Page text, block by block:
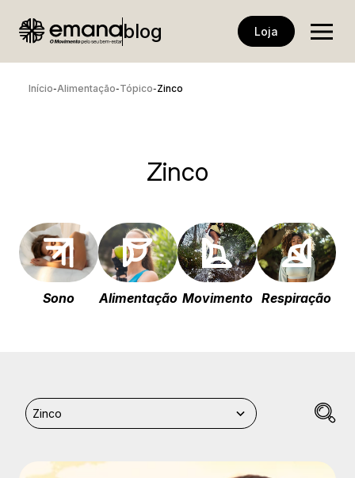
blog Loja
Início-Alimentação-Tópico-Zinco
Zinco
Sono Alimentação Movimento Respiração